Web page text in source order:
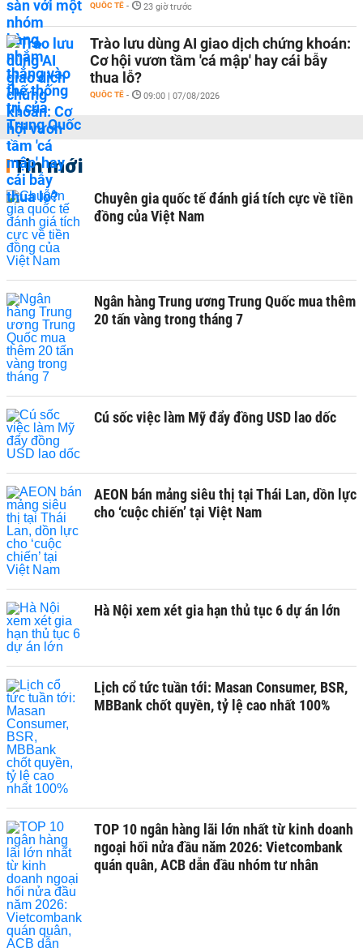
QUỐC TẾ - 23 giờ trước
Trào lưu dùng AI giao dịch chứng khoán:
Cơ hội vươn tầm 'cá mập' hay cái bẫy
thua lỗ?
QUỐC TẾ - 09:00 | 07/08/2026
Tin mới
Chuyên gia quốc tế đánh giá tích cực về tiền
đồng của Việt Nam
Ngân hàng Trung ương Trung Quốc mua thêm
20 tấn vàng trong tháng 7
Cú sốc việc làm Mỹ đẩy đồng USD lao dốc
AEON bán mảng siêu thị tại Thái Lan, dồn lực
cho ‘cuộc chiến’ tại Việt Nam
Hà Nội xem xét gia hạn thủ tục 6 dự án lớn
Lịch cổ tức tuần tới: Masan Consumer, BSR,
MBBank chốt quyền, tỷ lệ cao nhất 100%
TOP 10 ngân hàng lãi lớn nhất từ kinh doanh
ngoại hối nửa đầu năm 2026: Vietcombank
quán quân, ACB dẫn đầu nhóm tư nhân